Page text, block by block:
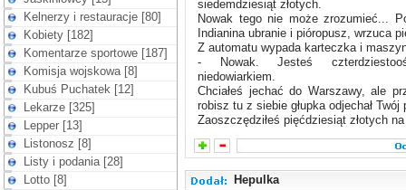
Kelnerzy i restauracje [80]
Kobiety [182]
Komentarze sportowe [187]
Komisja wojskowa [8]
Kubuś Puchatek [12]
Lekarze [325]
Lepper [13]
Listonosz [8]
Listy i podania [28]
Lotto [8]
siedemdziesiąt złotych.
Nowak tego nie może zrozumieć...
Indianina ubranie i pióropusz, wrzuca
Z automatu wypada karteczka i
- Nowak. Jesteś
niedowiarkiem.
Chciałeś jechać do Warszawy, ale
robisz tu z siebie głupka odjechał Twój
Zaoszczędziłeś pięćdziesiąt złotych
Hepulka